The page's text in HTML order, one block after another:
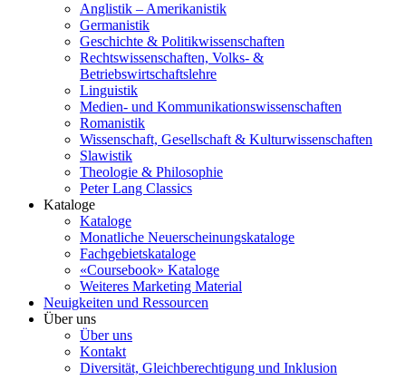
Anglistik – Amerikanistik
Germanistik
Geschichte & Politikwissenschaften
Rechtswissenschaften, Volks- &
Betriebswirtschaftslehre
Linguistik
Medien- und Kommunikationswissenschaften
Romanistik
Wissenschaft, Gesellschaft & Kulturwissenschaften
Slawistik
Theologie & Philosophie
Peter Lang Classics
Kataloge
Kataloge
Monatliche Neuerscheinungskataloge
Fachgebietskataloge
«Coursebook» Kataloge
Weiteres Marketing Material
Neuigkeiten und Ressourcen
Über uns
Über uns
Kontakt
Diversität, Gleichberechtigung und Inklusion